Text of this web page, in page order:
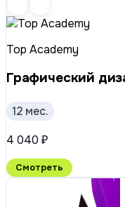
Top Academy
Графический
12 мес.
4 040 ₽
Смотреть